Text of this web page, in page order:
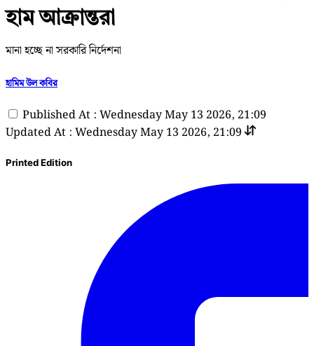
হাম আক্রান্তরা
মানা হচ্ছে না সরকারি নির্দেশনা
হামিম উল কবির
Published At : Wednesday May 13 2026, 21:09
Updated At : Wednesday May 13 2026, 21:09
Printed Edition